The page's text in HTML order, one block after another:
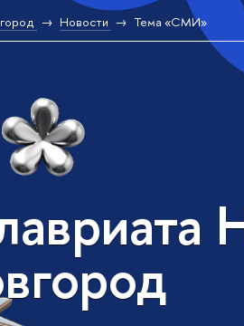
Новости Тема «СМИ»